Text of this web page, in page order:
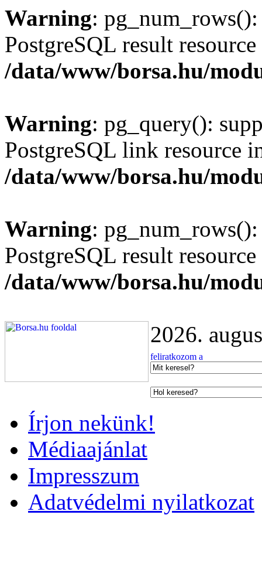
Warning:
PostgreSQL result
/data/www/borsa.hu/
Warning: pg_query():
PostgreSQL link resource
/data/www/borsa.hu/
Warning:
PostgreSQL result
/data/www/borsa.hu/
2026.
Írjon nekünk!
Médiaajánlat
Impresszum
Adatvédelmi nyilatkozat